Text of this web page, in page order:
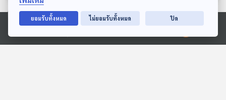
Ⓒ 2020 องค์การกระจายเสียงและแพร่ภาพสาธารณะแห่งประเทศไทย
ตอนที่เกี่ยวข้อง
ยอมรับทั้งหมด ไม่ยอมรับทั้งหมด ปิด